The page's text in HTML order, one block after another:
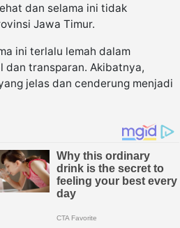
dan selama ini tidak
Jawa Timur.
ini terlalu lemah dalam
dan transparan. Akibatnya,
jelas dan cenderung menjadi